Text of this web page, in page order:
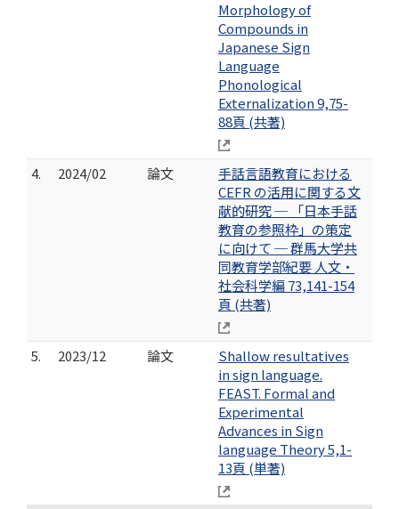
Morphology of
Compounds in
Japanese Sign
Language
Phonological
Externalization 9,75-
88頁 (共著)
4. 2024/02 論文
手話言語教育における
CEFR の活用に関する文
献的研究 ─ 「日本手話
教育の参照枠」の策定
に向けて ─ 群馬大学共
同教育学部紀要 人文・
社会科学編 73,141-154
頁 (共著)
5. 2023/12 論文
Shallow resultatives
in sign language.
FEAST. Formal and
Experimental
Advances in Sign
language Theory 5,1-
13頁 (単著)